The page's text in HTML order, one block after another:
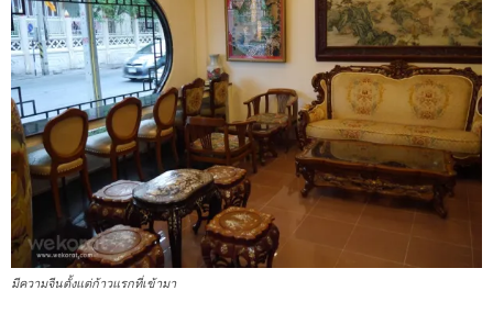
มีความจีนตั้งแต่ก้าวแรกที่เข้ามา